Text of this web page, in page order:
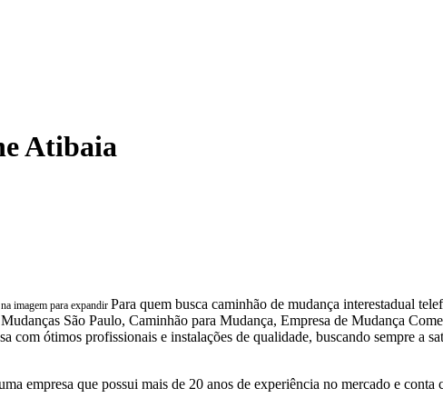
Atibaia
imagem para expandir Para quem busca caminhão de mudança interestadual
São Paulo, Caminhão para Mudança, Empresa de Mudança
ótimos profissionais e instalações de qualidade, buscando sempre a
empresa que possui mais de 20 anos de experiência no mercado e conta